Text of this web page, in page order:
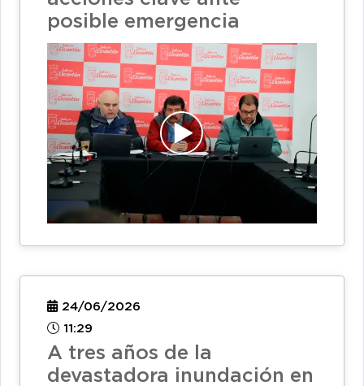
posible emergencia
24/06/2026
11:29
A tres años de la
devastadora inundación en